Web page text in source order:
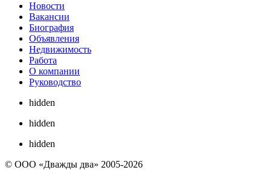
Новости
Вакансии
Биография
Объявления
Недвижимость
Работа
О компании
Руководство
hidden
hidden
hidden
© ООО «Дважды два» 2005-2026